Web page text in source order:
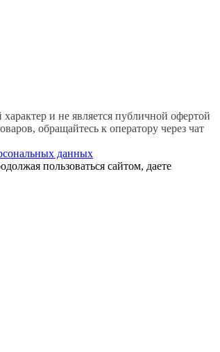
и не является публичной офертой
обращайтесь к оператору через чат
данных
пользоваться сайтом, даете